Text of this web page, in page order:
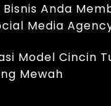
Anda
Media
Model Cincin
Mewah